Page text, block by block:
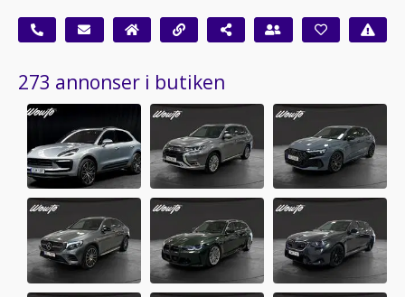
273 annonser i butiken